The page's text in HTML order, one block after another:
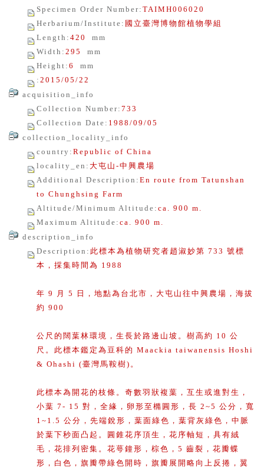
Specimen Order Number: TAIMH006020
Herbarium/Institute : 國立臺灣博物館植物學組
Length : 420
mm
Width : 295
mm
Height : 6
mm
: 2015/05/22
acquisition_info
Collection Number: 733
Collection Date : 1988/09/05
collection_locality_info
country : Republic of China
locality_en : 大屯山-中興農場
Additional Description : En route from Tatunshan
to Chunghsing Farm
Altitude/Minimum Altitude : ca. 900 m.
Maximum Altitude : ca. 900 m.
description_info
Description : 此標本為植物研究者趙淑妙第 733 號標
本，採集時間為 1988
年 9 月 5 日，地點為台北市，大屯山往中興農場，海拔
約 900
公尺的闊葉林環境，生長於路邊山坡。樹高約 10 公
尺。此標本鑑定為豆科的 Maackia taiwanensis Hoshi
& Ohashi (臺灣馬鞍樹)。
此標本為開花的枝條。奇數羽狀複葉，互生或進對生，
小葉 7- 15 對，全緣，卵形至橢圓形，長 2~5 公分，寬
1~1.5 公分，先端銳形，葉面綠色，葉背灰綠色，中脈
於葉下秒面凸起。圓錐花序頂生，花序軸短，具有絨
毛，花排列密集。花萼鐘形，棕色，5 齒裂，花瓣蝶
形，白色，旗瓣帶綠色開時，旗瓣展開略向上反捲，翼